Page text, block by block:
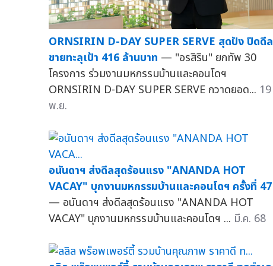
ORNSIRIN D-DAY SUPER SERVE สุดปัง ปิดดีล
ขายทะลุเป้า 416 ล้านบาท — "อรสิริน" ยกทัพ 30
โครงการ ร่วมงานมหกรรมบ้านและคอนโดฯ
ORNSIRIN D-DAY SUPER SERVE กวาดยอด... 19
พ.ย.
อนันดาฯ ส่งดีลสุดร้อนแรง "ANANDA HOT
VACAY" บุกงานมหกรรมบ้านและคอนโดฯ ครั้งที่ 47
— อนันดาฯ ส่งดีลสุดร้อนแรง "ANANDA HOT
VACAY" บุกงานมหกรรมบ้านและคอนโดฯ ... มี.ค. 68